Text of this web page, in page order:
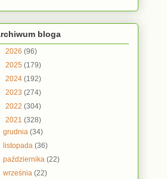
bloga
2026 (96)
2025 (179)
2024 (192)
2023 (274)
2022 (304)
2021 (328)
grudnia(34)
listopada(36)
października(22)
września(22)